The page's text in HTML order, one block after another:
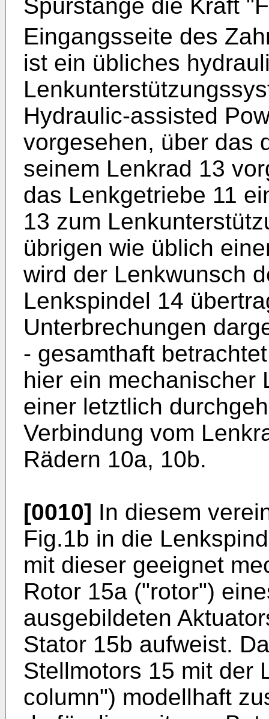
Spurstange die Kraft "F
Eingangsseite des
ist ein übliches
Hydraulic-assisted
vorgesehen, über das
seinem Lenkrad 13
das Lenkgetriebe 11
13 zum
übrigen wie üblich
wird der Lenkwunsch
Lenkspindel 14
Unterbrechungen
- gesamthaft
hier ein mechanischer
einer letztlich
Verbindung vom
Rädern 10a, 10b.
[0010] In diesem
Fig.1b in die
mit dieser geeignet
Rotor 15a ("rotor")
ausgebildeten
Stator 15b aufweist.
Stellmotors 15 mit der
column") modellhaft